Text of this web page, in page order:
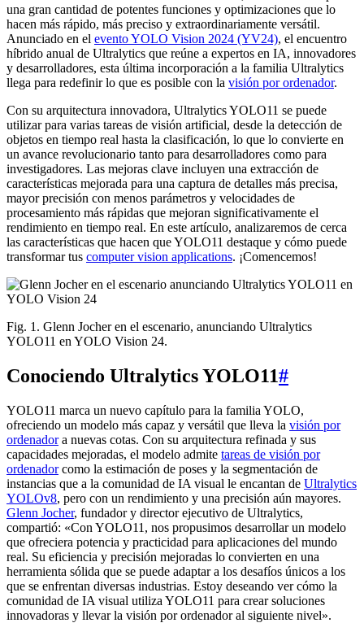
una gran cantidad de potentes funciones y optimizaciones que lo
hacen más rápido, más preciso y extraordinariamente versátil.
Anunciado en el evento YOLO Vision 2024 (YV24), el encuentro
híbrido anual de Ultralytics que reúne a expertos en IA, innovadores
y desarrolladores, esta última incorporación a la familia Ultralytics
llega para redefinir lo que es posible con la visión por ordenador.
Con su arquitectura innovadora, Ultralytics YOLO11 se puede
utilizar para varias tareas de visión artificial, desde la detección de
objetos en tiempo real hasta la clasificación, lo que lo convierte en
un avance revolucionario tanto para desarrolladores como para
investigadores. Las mejoras clave incluyen una extracción de
características mejorada para una captura de detalles más precisa,
mayor precisión con menos parámetros y velocidades de
procesamiento más rápidas que mejoran significativamente el
rendimiento en tiempo real. En este artículo, analizaremos de cerca
las características que hacen que YOLO11 destaque y cómo puede
transformar tus computer vision applications. ¡Comencemos!
Fig. 1. Glenn Jocher en el escenario, anunciando Ultralytics
YOLO11 en YOLO Vision 24.
Conociendo Ultralytics YOLO11#
YOLO11 marca un nuevo capítulo para la familia YOLO,
ofreciendo un modelo más capaz y versátil que lleva la visión por
ordenadora nuevas cotas. Con su arquitectura refinada y sus
capacidades mejoradas, el modelo admite tareas de visión por
ordenadorcomo la estimación de poses y la segmentación de
instancias que a la comunidad de IA visual le encantan de Ultralytics
YOLOv8, pero con un rendimiento y una precisión aún mayores.
Glenn Jocher, fundador y director ejecutivo de Ultralytics,
compartió: «Con YOLO11, nos propusimos desarrollar un modelo
que ofreciera potencia y practicidad para aplicaciones del mundo
real. Su eficiencia y precisión mejoradas lo convierten en una
herramienta sólida que se puede adaptar a los desafíos únicos a los
que se enfrentan diversas industrias. Estoy deseando ver cómo la
comunidad de IA visual utiliza YOLO11 para crear soluciones
innovadoras y llevar la visión por ordenador al siguiente nivel».